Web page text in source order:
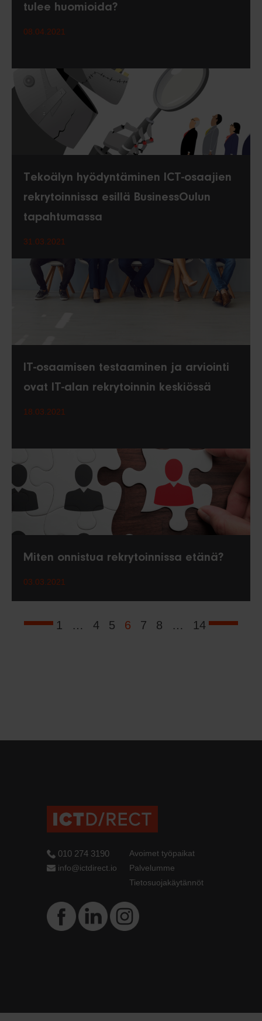
tulee huomioida?
08.04.2021
Tekoälyn hyödyntäminen ICT-osaajien
rekrytoinnissa esillä BusinessOulun
tapahtumassa
31.03.2021
IT-osaamisen testaaminen ja arviointi
ovat IT-alan rekrytoinnin keskiössä
18.03.2021
Miten onnistua rekrytoinnissa etänä?
03.03.2021
1 … 4 5 6 7 8 … 14
010 274 3190
info@ictdirect.io
Avoimet työpaikat
Palvelumme
Tietosuojakäytännöt